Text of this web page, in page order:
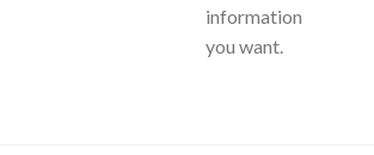
information
you want.